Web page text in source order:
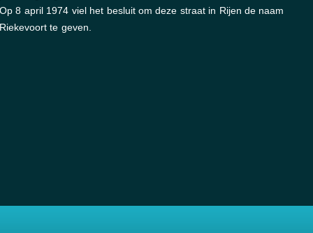
Op 8 april 1974 viel het besluit om deze straat in Rijen de naam
Riekevoort te geven.